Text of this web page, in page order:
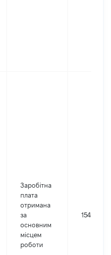
Заробітна
плата
отримана
за
основним
місцем
роботи
154